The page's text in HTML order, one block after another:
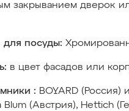
закрыванием дверок
посуды:
в цвет фасадов или
: BOYARD (Россия)
Blum (Австрия), Hettich